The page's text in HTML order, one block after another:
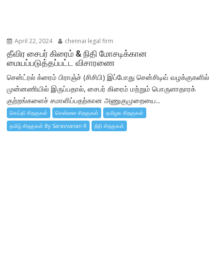
April 22, 2024 chennai legal firm
தீவிர சைபர் கிரைம் & நிதி மோசடிக்கான
மையப்படுத்தப்பட்ட விசாரணை
சென்ட்ரல் க்ரைம் பிராஞ்ச் (சிசிபி) இப்போது சென்சிடிவ் வழக்குகளில்
முன்னணியில் இருப்பதால், சைபர் கிரைம் மற்றும் பொருளாதாரக்
குற்றங்களைச் சமாளிப்பதற்கான அணுகுமுறையை...
செய்தி சிறகுகள் சென்னை சிறகுகள்
தமிழக சிறகுகள்
தமிழ் சிறகுகள் By Saravvanan R
நீதி சிறகுகள்